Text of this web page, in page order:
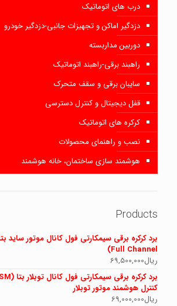
درب های اتوماتیک
دزدگیر اماکن و تجهیزات جانبی-دزدگیر خودرو
دوربین مداربسته
راهبند برقی-راهبند اتوماتیک
سایبان برقی و سقف متحرک
قفل دیجیتال و کنترل دسترسی
کرکره های اتوماتیک
نصب و راهنمای محصولات
هوشمند سازی ساختمان، خانه هوشمند
Products
Full Channel)
ریال69,500,000
کنترل هوشمند موتور توبلار
ریال69,000,000